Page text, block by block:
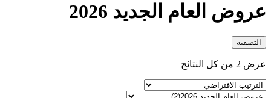
عروض العام الجديد 2026
التصفية
عرض ⁦2⁩ من كل النتائج